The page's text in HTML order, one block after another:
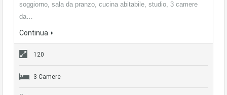
soggiorno, sala da pranzo, cucina abitabile, studio, 3 camere
da…
Continua
120
3 Camere